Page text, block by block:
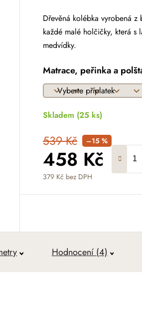
Dřevěná kolébka vyrobená z
každé malé holčičky, která s
medvídky.
Matrace, peřinka a
Skladem (25 ks)
539 Kč –15 %
458 Kč
379 Kč bez DPH
Měrná cena:
Hodnocení (4)